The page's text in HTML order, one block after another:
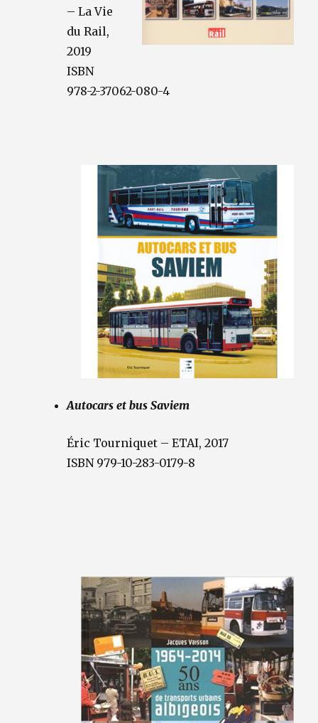
– La Vie
du Rail,
2019
ISBN
978-2-37062-080-4
Autocars et bus Saviem
Éric Tourniquet – ETAI, 2017
ISBN 979-10-283-0179-8